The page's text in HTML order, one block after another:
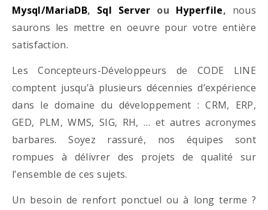
Mysql/MariaDB, Sql Server ou Hyperfile, nous
saurons les mettre en oeuvre pour votre entière
satisfaction.
Les Concepteurs-Développeurs de CODE LINE
comptent jusqu’à plusieurs décennies d’expérience
dans le domaine du développement : CRM, ERP,
GED, PLM, WMS, SIG, RH, … et autres acronymes
barbares. Soyez rassuré, nos équipes sont
rompues à délivrer des projets de qualité sur
l’ensemble de ces sujets.
Un besoin de renfort ponctuel ou à long terme ?